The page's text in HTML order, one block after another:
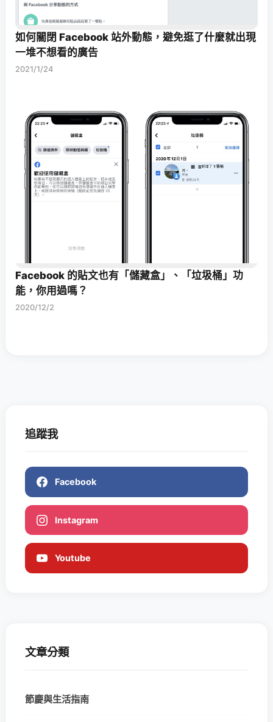
如何關閉 Facebook 站外動態，避免逛了什麼就出現
一堆不想看的廣告
2021/1/24
Facebook 的貼文也有「儲藏盒」、「垃圾桶」功
能，你用過嗎？
2020/12/2
追蹤我
Facebook
Instagram
Youtube
文章分類
節慶與生活指南